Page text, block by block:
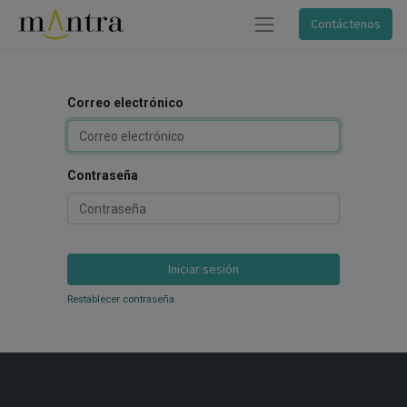
Contáctenos
Correo electrónico
Contraseña
Iniciar sesión
Restablecer contraseña